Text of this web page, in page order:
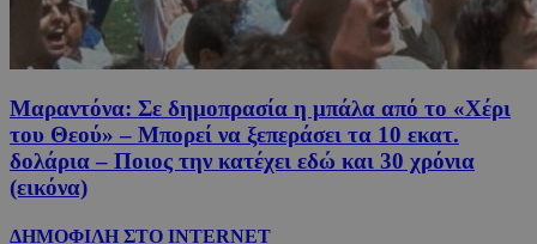
Μαραντόνα: Σε δημοπρασία η μπάλα από το «Χέρι
του Θεού» – Μπορεί να ξεπεράσει τα 10 εκατ.
δολάρια – Ποιος την κατέχει εδώ και 30 χρόνια
(εικόνα)
ΔΗΜΟΦΙΛΗ ΣΤΟ INTERNET